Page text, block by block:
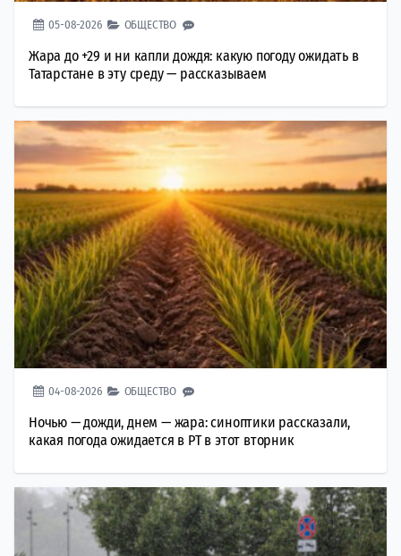
05-08-2026 ОБЩЕСТВО
Жара до +29 и ни капли дождя: какую погоду ожидать в
Татарстане в эту среду — рассказываем
04-08-2026 ОБЩЕСТВО
Ночью — дожди, днем — жара: синоптики рассказали,
какая погода ожидается в РТ в этот вторник